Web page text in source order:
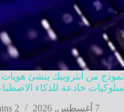
نموذج من أنثروبيك ينشئ
سلوكيات خادعة للذكاء
7 أغسطس, 2026
2 mins